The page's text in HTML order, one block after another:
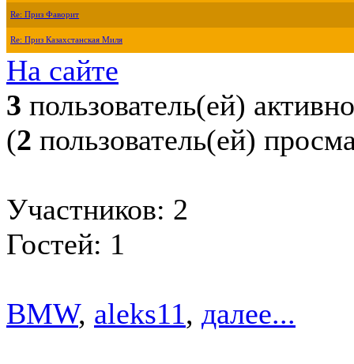
Re: Приз Фаворит
Re: Приз Казахстанская Миля
На сайте
3 пользователь(ей) активно
(2 пользователь(ей)
Участников: 2
Гостей: 1
BMW, aleks11, далее...